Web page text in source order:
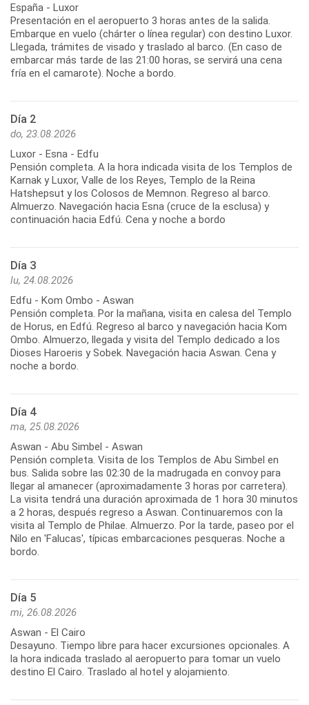
España - Luxor
Presentación en el aeropuerto 3 horas antes de la salida.
Embarque en vuelo (chárter o línea regular) con destino Luxor.
Llegada, trámites de visado y traslado al barco. (En caso de
embarcar más tarde de las 21:00 horas, se servirá una cena
fría en el camarote). Noche a bordo.
Día 2
do, 23.08.2026
Luxor - Esna - Edfu
Pensión completa. A la hora indicada visita de los Templos de
Karnak y Luxor, Valle de los Reyes, Templo de la Reina
Hatshepsut y los Colosos de Memnon. Regreso al barco.
Almuerzo. Navegación hacia Esna (cruce de la esclusa) y
continuación hacia Edfú. Cena y noche a bordo
Día 3
lu, 24.08.2026
Edfu - Kom Ombo - Aswan
Pensión completa. Por la mañana, visita en calesa del Templo
de Horus, en Edfú. Regreso al barco y navegación hacia Kom
Ombo. Almuerzo, llegada y visita del Templo dedicado a los
Dioses Haroeris y Sobek. Navegación hacia Aswan. Cena y
noche a bordo.
Día 4
ma, 25.08.2026
Aswan - Abu Simbel - Aswan
Pensión completa. Visita de los Templos de Abu Simbel en
bus. Salida sobre las 02:30 de la madrugada en convoy para
llegar al amanecer (aproximadamente 3 horas por carretera).
La visita tendrá una duración aproximada de 1 hora 30 minutos
a 2 horas, después regreso a Aswan. Continuaremos con la
visita al Templo de Philae. Almuerzo. Por la tarde, paseo por el
Nilo en 'Falucas', típicas embarcaciones pesqueras. Noche a
bordo.
Día 5
mi, 26.08.2026
Aswan - El Cairo
Desayuno. Tiempo libre para hacer excursiones opcionales. A
la hora indicada traslado al aeropuerto para tomar un vuelo
destino El Cairo. Traslado al hotel y alojamiento.